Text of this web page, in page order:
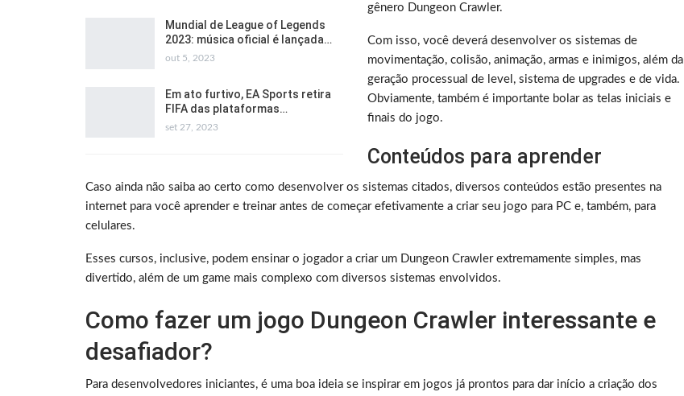
Mundial de League of Legends
2023: música oficial é lançada…
out 5, 2023
Em ato furtivo, EA Sports retira
FIFA das plataformas…
set 27, 2023
gênero Dungeon Crawler.
Com isso, você deverá desenvolver os sistemas de
movimentação, colisão, animação, armas e inimigos, além da
geração processual de level, sistema de upgrades e de vida.
Obviamente, também é importante bolar as telas iniciais e
finais do jogo.
Conteúdos para aprender
Caso ainda não saiba ao certo como desenvolver os sistemas citados, diversos conteúdos estão presentes na
internet para você aprender e treinar antes de começar efetivamente a criar seu jogo para PC e, também, para
celulares.
Esses cursos, inclusive, podem ensinar o jogador a criar um Dungeon Crawler extremamente simples, mas
divertido, além de um game mais complexo com diversos sistemas envolvidos.
Como fazer um jogo Dungeon Crawler interessante e
desafiador?
Para desenvolvedores iniciantes, é uma boa ideia se inspirar em jogos já prontos para dar início a criação dos